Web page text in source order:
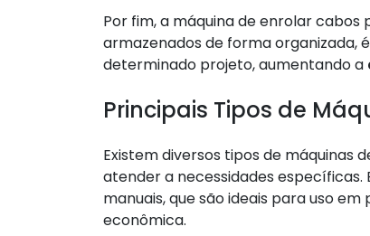
Por fim, a máquina de enrolar cabos
armazenados de forma organizada,
determinado projeto, aumentando a
Principais Tipos de
Existem diversos tipos de máquinas
atender a necessidades
manuais, que são ideais para uso
econômica.